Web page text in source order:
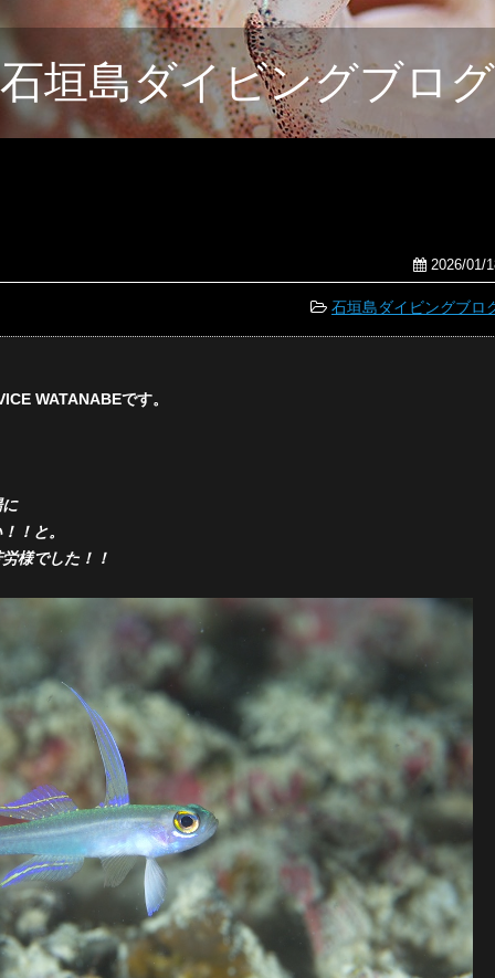
石垣島ダイビングブログ
2026/01/
石垣島ダイビングブロ
WATANABEです。
！と。
様でした！！